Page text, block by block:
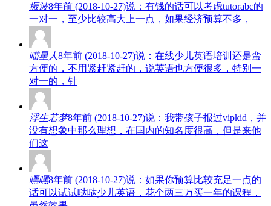
振波8年前 (2018-10-27)说：有钱的话可以考虑tutorabc的
一对一，至少比较高大上一点，如果经济预算不多，
喵星人8年前 (2018-10-27)说：在线少儿英语培训还是蛮
方便的，不用紧赶紧赶的，说英语也方便很多，特别一
对一的，针
浮生若梦8年前 (2018-10-27)说：我带孩子报过vipkid，并
没有想象中那么理想，在国内的知名度很高，但是来他
们这
嘿嘿8年前 (2018-10-27)说：如果你预算比较充足一点的
话可以试试哒哒少儿英语，花个两三万买一年的课程，